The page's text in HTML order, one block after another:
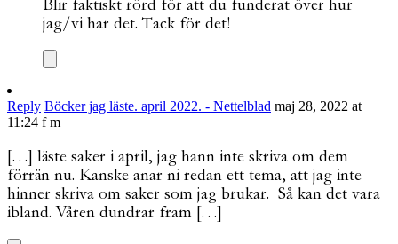
Blir faktiskt rörd för att du funderat över hur
jag/vi har det. Tack för det!
Reply Böcker jag läste. april 2022. - Nettelblad maj 28, 2022 at
11:24 f m
[…] läste saker i april, jag hann inte skriva om dem
förrän nu. Kanske anar ni redan ett tema, att jag inte
hinner skriva om saker som jag brukar. Så kan det vara
ibland. Våren dundrar fram […]